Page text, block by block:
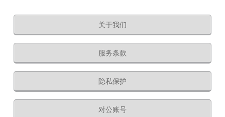
关于我们
服务条款
隐私保护
对公账号